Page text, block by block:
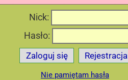
Nick:
Hasło:
Zaloguj się Rejestracja
Nie pamiętam hasła